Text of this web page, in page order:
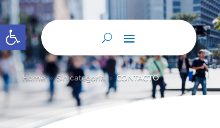
Abrir barra de herramientas
Home 9 Sin categoría 9 CONTACTO